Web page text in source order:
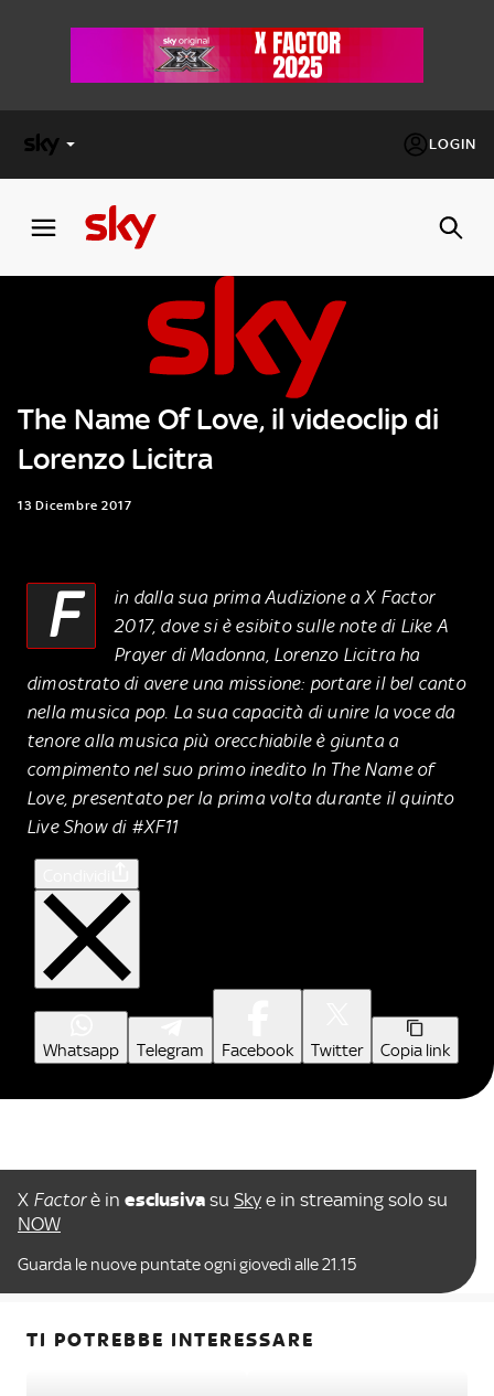
LOGIN
FACTOR
Cos’altro vedere:
PROGRAMMI SKY
Un mondo di offerte:
SKY.IT
The Name Of Love, il videoclip di
Lorenzo Licitra
13 Dicembre 2017
F
in dalla sua prima Audizione a X Factor
2017, dove si è esibito sulle note di Like A
Prayer di Madonna, Lorenzo Licitra ha
dimostrato di avere una missione: portare il bel canto
nella musica pop. La sua capacità di unire la voce da
tenore alla musica più orecchiabile è giunta a
compimento nel suo primo inedito In The Name of
Love, presentato per la prima volta durante il quinto
Live Show di #XF11
Whatsapp Telegram Facebook Twitter Copia link
X Factorè in esclusiva su Sky e in streaming solo su
NOW
Guarda le nuove puntate ogni giovedì alle 21.15
TI POTREBBE INTERESSARE